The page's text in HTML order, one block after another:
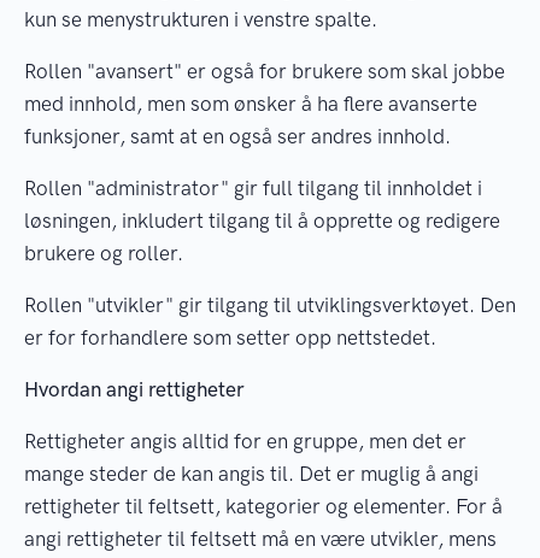
kun se menystrukturen i venstre spalte.
Rollen "avansert" er også for brukere som skal jobbe
med innhold, men som ønsker å ha flere avanserte
funksjoner, samt at en også ser andres innhold.
Rollen "administrator" gir full tilgang til innholdet i
løsningen, inkludert tilgang til å opprette og redigere
brukere og roller.
Rollen "utvikler" gir tilgang til utviklingsverktøyet. Den
er for forhandlere som setter opp nettstedet.
Hvordan angi rettigheter
Rettigheter angis alltid for en gruppe, men det er
mange steder de kan angis til. Det er muglig å angi
rettigheter til feltsett, kategorier og elementer. For å
angi rettigheter til feltsett må en være utvikler, mens